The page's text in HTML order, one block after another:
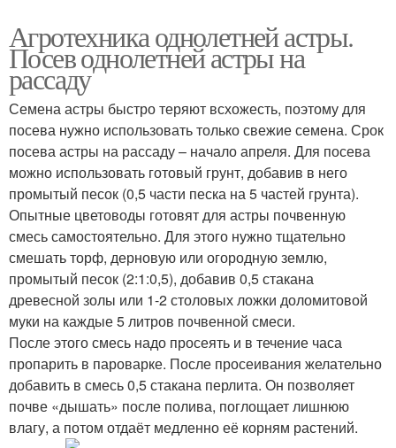
Агротехника однолетней астры.
Посев однолетней астры на
рассаду
Семена астры быстро теряют всхожесть, поэтому для
посева нужно использовать только свежие семена. Срок
посева астры на рассаду – начало апреля. Для посева
можно использовать готовый грунт, добавив в него
промытый песок (0,5 части песка на 5 частей грунта).
Опытные цветоводы готовят для астры почвенную
смесь самостоятельно. Для этого нужно тщательно
смешать торф, дерновую или огородную землю,
промытый песок (2:1:0,5), добавив 0,5 стакана
древесной золы или 1-2 столовых ложки доломитовой
муки на каждые 5 литров почвенной смеси.
После этого смесь надо просеять и в течение часа
пропарить в пароварке. После просеивания желательно
добавить в смесь 0,5 стакана перлита. Он позволяет
почве «дышать» после полива, поглощает лишнюю
влагу, а потом отдаёт медленно её корням растений.